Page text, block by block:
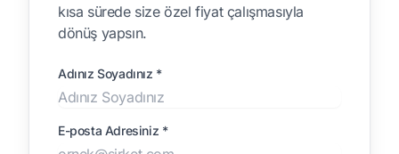
kısa sürede size özel fiyat çalışmasıyla
dönüş yapsın.
Adınız Soyadınız *
E-posta Adresiniz *